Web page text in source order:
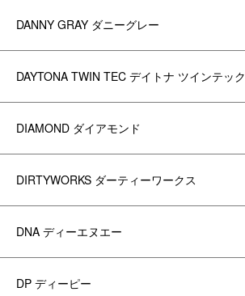
DANNY GRAY ダニーグレー
DAYTONA TWIN TEC デイトナ ツインテック
DIAMOND ダイアモンド
DIRTYWORKS ダーティーワークス
DNA ディーエヌエー
DP ディーピー